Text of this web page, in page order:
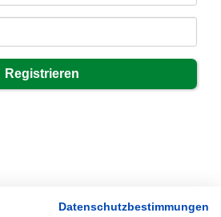
Datenschutzbestimmungen